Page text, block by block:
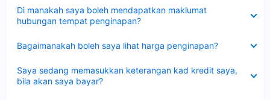
Di manakah saya boleh mendapatkan maklumat
hubungan tempat penginapan?
Bagaimanakah boleh saya lihat harga penginapan?
Saya sedang memasukkan keterangan kad kredit saya,
bila akan saya bayar?